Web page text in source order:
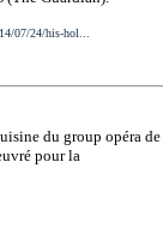
07/24/his-hol...
du group opéra
pour la